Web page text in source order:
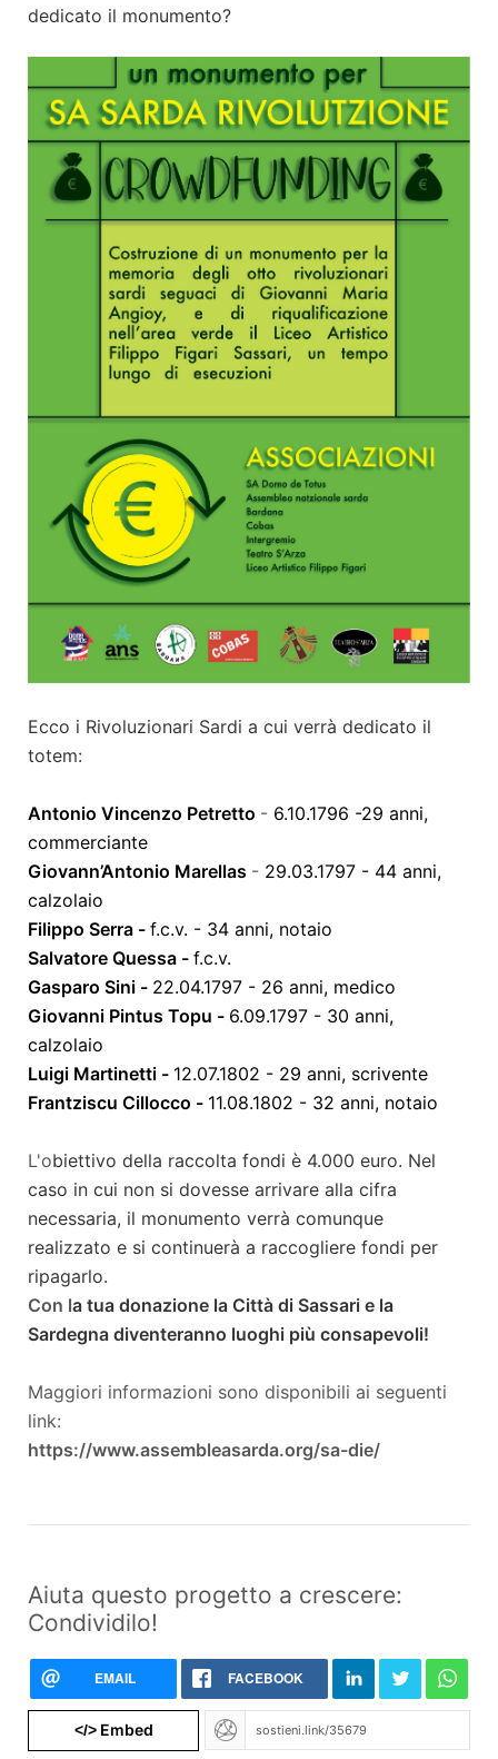
dedicato il monumento?
Ecco i Rivoluzionari Sardi a cui verrà dedicato il
totem:
Antonio Vincenzo Petretto - 6.10.1796 -29 anni,
commerciante
Giovann’Antonio Marellas - 29.03.1797 - 44 anni,
calzolaio
Filippo Serra - f.c.v. - 34 anni, notaio
Salvatore Quessa - f.c.v.
Gasparo Sini - 22.04.1797 - 26 anni, medico
Giovanni Pintus Topu - 6.09.1797 - 30 anni,
calzolaio
Luigi Martinetti - 12.07.1802 - 29 anni, scrivente
Frantziscu Cillocco - 11.08.1802 - 32 anni, notaio
L'obiettivo della raccolta fondi è 4.000 euro. Nel
caso in cui non si dovesse arrivare alla cifra
necessaria, il monumento verrà comunque
realizzato e si continuerà a raccogliere fondi per
ripagarlo.
Con la tua donazione la Città di Sassari e la
Sardegna diventeranno luoghi più consapevoli!
Maggiori informazioni sono disponibili ai seguenti
link:
https://www.assembleasarda.org/sa-die/
Aiuta questo progetto a crescere:
Condividilo!
EMAIL FACEBOOK
</>Embed